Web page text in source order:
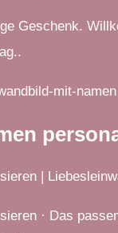
Geschenk.
mit-namen
|
· Das